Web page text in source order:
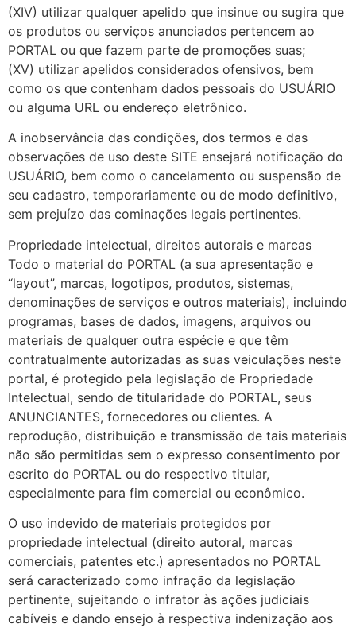
(XIV) utilizar qualquer apelido que insinue ou sugira que
os produtos ou serviços anunciados pertencem ao
PORTAL ou que fazem parte de promoções suas;
(XV) utilizar apelidos considerados ofensivos, bem
como os que contenham dados pessoais do USUÁRIO
ou alguma URL ou endereço eletrônico.
A inobservância das condições, dos termos e das
observações de uso deste SITE ensejará notificação do
USUÁRIO, bem como o cancelamento ou suspensão de
seu cadastro, temporariamente ou de modo definitivo,
sem prejuízo das cominações legais pertinentes.
Propriedade intelectual, direitos autorais e marcas
Todo o material do PORTAL (a sua apresentação e
“layout”, marcas, logotipos, produtos, sistemas,
denominações de serviços e outros materiais), incluindo
programas, bases de dados, imagens, arquivos ou
materiais de qualquer outra espécie e que têm
contratualmente autorizadas as suas veiculações neste
portal, é protegido pela legislação de Propriedade
Intelectual, sendo de titularidade do PORTAL, seus
ANUNCIANTES, fornecedores ou clientes. A
reprodução, distribuição e transmissão de tais materiais
não são permitidas sem o expresso consentimento por
escrito do PORTAL ou do respectivo titular,
especialmente para fim comercial ou econômico.
O uso indevido de materiais protegidos por
propriedade intelectual (direito autoral, marcas
comerciais, patentes etc.) apresentados no PORTAL
será caracterizado como infração da legislação
pertinente, sujeitando o infrator às ações judiciais
cabíveis e dando ensejo à respectiva indenização aos